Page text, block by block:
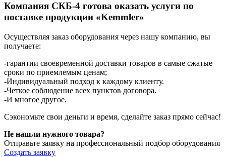
Компания СКБ-4 готова оказать услуги по
поставке продукции «Kemmler»
Осуществляя заказ оборудования через нашу компанию, вы
получаете:
-гарантии своевременной доставки товаров в самые сжатые
сроки по приемлемым ценам;
-Индивидуальный подход к каждому клиенту.
-Четкое соблюдение всех пунктов договора.
-И многое другое.
Сэкономьте свои деньги и время, сделайте заказ прямо сейчас!
Не нашли нужного товара?
Отправьте заявку на профессиональный подбор оборудования
Создать заявку